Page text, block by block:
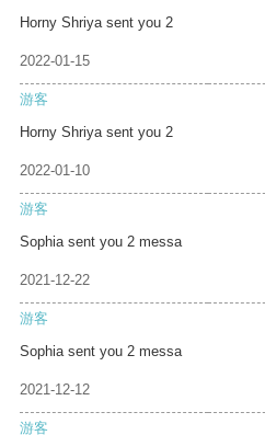
Horny Shriya sent you 2
2022-01-15
游客
Horny Shriya sent you 2
2022-01-10
游客
Sophia sent you 2 messa
2021-12-22
游客
Sophia sent you 2 messa
2021-12-12
游客